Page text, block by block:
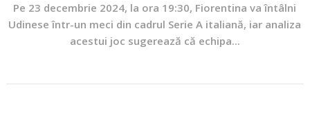
Pe 23 decembrie 2024, la ora 19:30, Fiorentina va întâlni
Udinese într-un meci din cadrul Serie A italiană, iar analiza
acestui joc sugerează că echipa...